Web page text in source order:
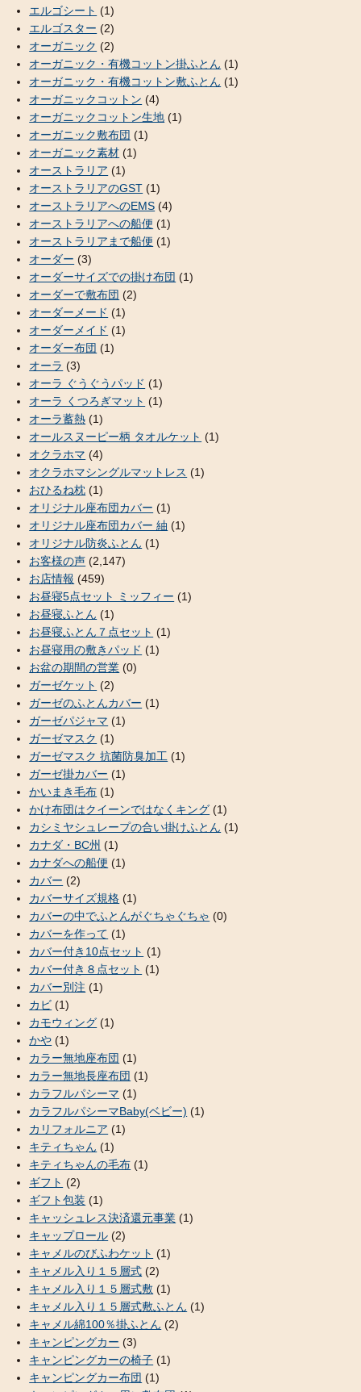
エルゴシート (1)
エルゴスター (2)
オーガニック (2)
オーガニック・有機コットン掛ふとん (1)
オーガニック・有機コットン敷ふとん (1)
オーガニックコットン (4)
オーガニックコットン生地 (1)
オーガニック敷布団 (1)
オーガニック素材 (1)
オーストラリア (1)
オーストラリアのGST (1)
オーストラリアへのEMS (4)
オーストラリアへの船便 (1)
オーストラリアまで船便 (1)
オーダー (3)
オーダーサイズでの掛け布団 (1)
オーダーで敷布団 (2)
オーダーメード (1)
オーダーメイド (1)
オーダー布団 (1)
オーラ (3)
オーラ ぐうぐうパッド (1)
オーラ くつろぎマット (1)
オーラ蓄熱 (1)
オールスヌーピー柄 タオルケット (1)
オクラホマ (4)
オクラホマシングルマットレス (1)
おひるね枕 (1)
オリジナル座布団カバー (1)
オリジナル座布団カバー 紬 (1)
オリジナル防炎ふとん (1)
お客様の声 (2,147)
お店情報 (459)
お昼寝5点セット ミッフィー (1)
お昼寝ふとん (1)
お昼寝ふとん７点セット (1)
お昼寝用の敷きパッド (1)
お盆の期間の営業 (0)
ガーゼケット (2)
ガーゼのふとんカバー (1)
ガーゼパジャマ (1)
ガーゼマスク (1)
ガーゼマスク 抗菌防臭加工 (1)
ガーゼ掛カバー (1)
かいまき毛布 (1)
かけ布団はクイーンではなくキング (1)
カシミヤシュレープの合い掛けふとん (1)
カナダ・BC州 (1)
カナダへの船便 (1)
カバー (2)
カバーサイズ規格 (1)
カバーの中でふとんがぐちゃぐちゃ (0)
カバーを作って (1)
カバー付き10点セット (1)
カバー付き８点セット (1)
カバー別注 (1)
カビ (1)
カモウィング (1)
かや (1)
カラー無地座布団 (1)
カラー無地長座布団 (1)
カラフルパシーマ (1)
カラフルパシーマBaby(ベビー) (1)
カリフォルニア (1)
キティちゃん (1)
キティちゃんの毛布 (1)
ギフト (2)
ギフト包装 (1)
キャッシュレス決済還元事業 (1)
キャップロール (2)
キャメルのびふわケット (1)
キャメル入り１５層式 (2)
キャメル入り１５層式敷 (1)
キャメル入り１５層式敷ふとん (1)
キャメル綿100％掛ふとん (2)
キャンピングカー (3)
キャンピングカーの椅子 (1)
キャンピングカー布団 (1)